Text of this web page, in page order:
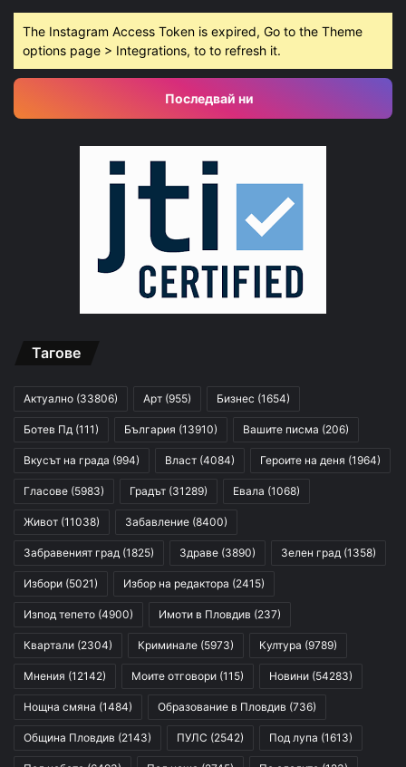
The Instagram Access Token is expired, Go to the Theme
options page > Integrations, to to refresh it.
Последвай ни
Тагове
Актуално (33806) Арт (955) Бизнес (1654)
Ботев Пд (111) България (13910) Вашите писма (206)
Вкусът на града (994) Власт (4084) Героите на деня (1964)
Гласове (5983) Градът (31289) Евала (1068)
Живот (11038) Забавление (8400)
Забравеният град (1825) Здраве (3890) Зелен град (1358)
Избори (5021) Избор на редактора (2415)
Изпод тепето (4900) Имоти в Пловдив (237)
Квартали (2304) Криминале (5973) Култура (9789)
Мнения (12142) Моите отговори (115) Новини (54283)
Нощна смяна (1484) Образование в Пловдив (736)
Община Пловдив (2143) ПУЛС (2542) Под лупа (1613)